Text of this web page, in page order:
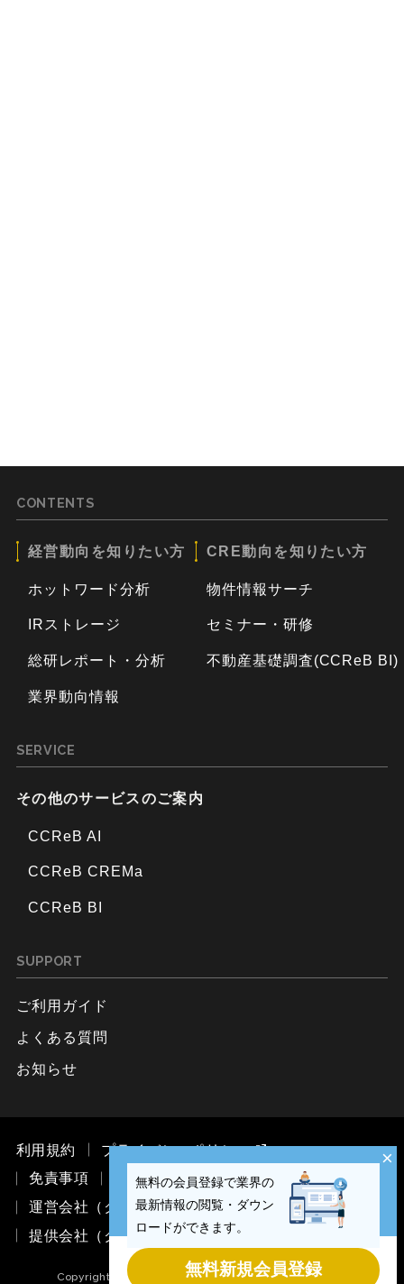
CONTENTS
経営動向を知りたい方
ホットワード分析
IRストレージ
総研レポート・分析
業界動向情報
CRE動向を知りたい方
物件情報サーチ
セミナー・研修
不動産基礎調査(CCReB BI)
SERVICE
その他のサービスのご案内
CCReB AI
CCReB CREMa
CCReB BI
SUPPORT
ご利用ガイド
よくある質問
お知らせ
利用規約
プライバシーポリシー
免責事項
お問い合わせ
運営会社（ククレブ・マーケティング株式会社）
提供会社（ククレブ・アドバイザーズ株式会社）
Copyright © CCReB Advisors Inc. All Rights Reserved.
×
無料の会員登録で業界の
最新情報の閲覧・ダウン
ロードができます。
無料新規会員登録